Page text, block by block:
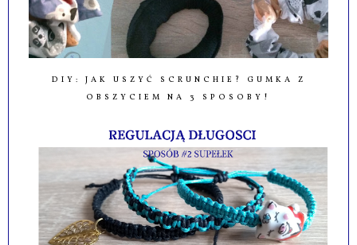
DIY: JAK USZYĆ SCRUNCHIE? GUMKA Z
OBSZYCIEM NA 3 SPOSOBY!